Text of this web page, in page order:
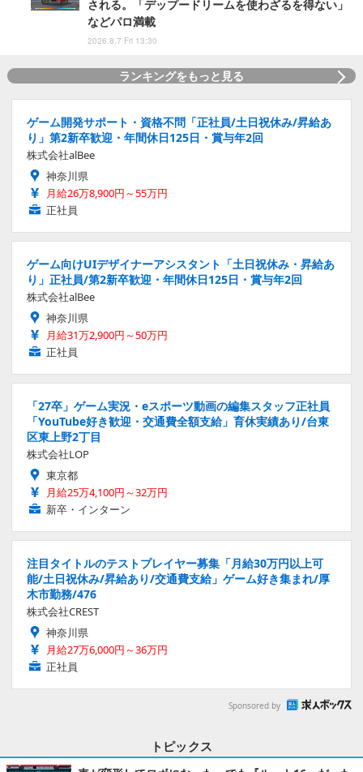
される。「デップードリームを使わざるを得ない」
などパロ満載
2026.8.7 Fri 13:30
ランキングをもっと見る
ゲーム開発サポート・資格不問「正社員/土日祝休み/昇給あ
り」第2新卒歓迎・年間休日125日・賞与年2回
株式会社alBee
神奈川県
月給26万8,900円～55万円
正社員
ゲーム向けUIデザイナーアシスタント「土日祝休み・昇給あ
り」正社員/第2新卒歓迎・年間休日125日・賞与年2回
株式会社alBee
神奈川県
月給31万2,900円～50万円
正社員
「27卒」ゲーム実況・eスポーツ動画の編集スタッフ正社員
「YouTube好き歓迎・交通費全額支給」育休実績あり/台東
区東上野2丁目
株式会社LOP
東京都
月給25万4,100円～32万円
新卒・インターン
注目タイトルのテストプレイヤー募集「月給30万円以上可
能/土日祝休み/昇給あり/交通費支給」ゲーム好き集まれ/厚
木市勤務/476
株式会社CREST
神奈川県
月給27万6,000円～36万円
正社員
Sponsored by
トピックス